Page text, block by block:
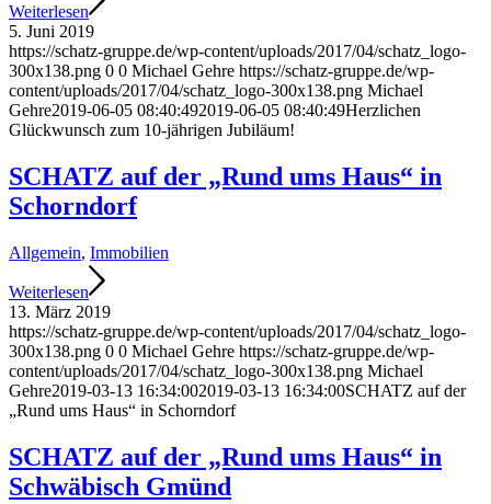
Weiterlesen
5. Juni 2019
https://schatz-gruppe.de/wp-content/uploads/2017/04/schatz_logo-
300x138.png 0 0 Michael Gehre https://schatz-gruppe.de/wp-
content/uploads/2017/04/schatz_logo-300x138.png Michael
Gehre2019-06-05 08:40:492019-06-05 08:40:49Herzlichen
Glückwunsch zum 10-jährigen Jubiläum!
SCHATZ auf der „Rund ums Haus“ in
Schorndorf
Allgemein, Immobilien
Weiterlesen
13. März 2019
https://schatz-gruppe.de/wp-content/uploads/2017/04/schatz_logo-
300x138.png 0 0 Michael Gehre https://schatz-gruppe.de/wp-
content/uploads/2017/04/schatz_logo-300x138.png Michael
Gehre2019-03-13 16:34:002019-03-13 16:34:00SCHATZ auf der
„Rund ums Haus“ in Schorndorf
SCHATZ auf der „Rund ums Haus“ in
Schwäbisch Gmünd